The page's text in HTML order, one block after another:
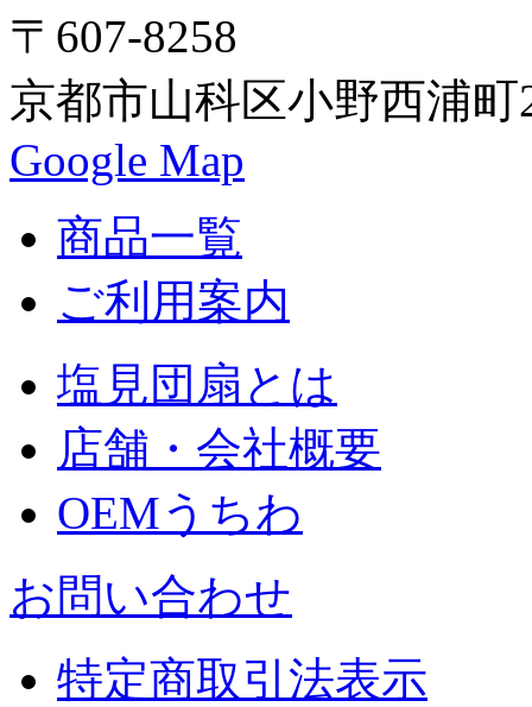
〒607-8258
京都市山科区小野西浦町
Google Map
商品一覧
ご利用案内
塩見団扇とは
店舗・会社概要
OEMうちわ
お問い合わせ
特定商取引法表示